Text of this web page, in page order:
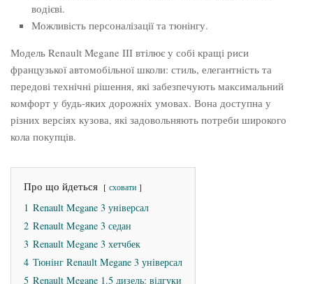
водієві.
Можливість персоналізації та тюнінгу.
Модель Renault Megane III втілює у собі кращі риси
французької автомобільної школи: стиль, елегантність та
передові технічні рішення, які забезпечують максимальний
комфорт у будь-яких дорожніх умовах. Вона доступна у
різних версіях кузова, які задовольняють потреби широкого
кола покупців.
Про що йдеться сховати
1 Renault Megane 3 універсал
2 Renault Megane 3 седан
3 Renault Megane 3 хетчбек
4 Тюнінг Renault Megane 3 універсал
5 Renault Megane 1.5 дизель: відгуки